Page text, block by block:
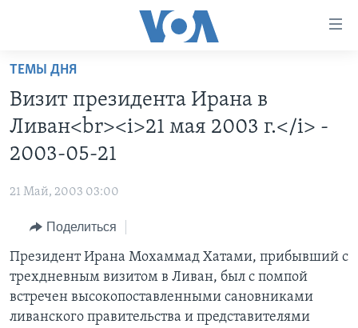
Перейти
основной
контент
Перейти
основной
Перейти
поиск
ПРОГРАММЫ
ИТОГИ
ПОЧЕМУ ЭТО ВАЖНО?
ДИСКУССИЯ VOA
ДЕТАЛИ
НЬЮ-ЙОРК NEW YORK
ПРОЕКТЫ
НАША АМЕРИКАНСКАЯ ИСТОРИЯ
А КАК В АМЕРИКЕ?
АРТЕФАКТЫ
АМЕРИКАНСКИЕ ГОРОДКИ
ТЕСТЫ
ИНТЕРВЬЮ
ФАКТЫ ПРОТИВ ФЕЙКОВ
ЗА СВОБОДУ ПРЕССЫ
УЧИМ АНГЛИЙСКИЙ
ВИДЕО
ТЕМЫ ДНЯ
Визит президента Ирана в
Ливан<br><i>21 мая 2003 г.</i> -
2003-05-21
21 Май, 2003 03:00
Поделиться
Президент Ирана Мохаммад Хатами, прибывший с
трехдневным визитом в Ливан, был с помпой
встречен высокопоставленными сановниками
ливанского правительства и представителями